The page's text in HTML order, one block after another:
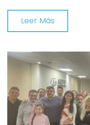
Leer Más